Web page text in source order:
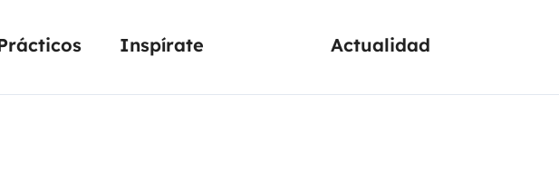
Inspírate Actualidad